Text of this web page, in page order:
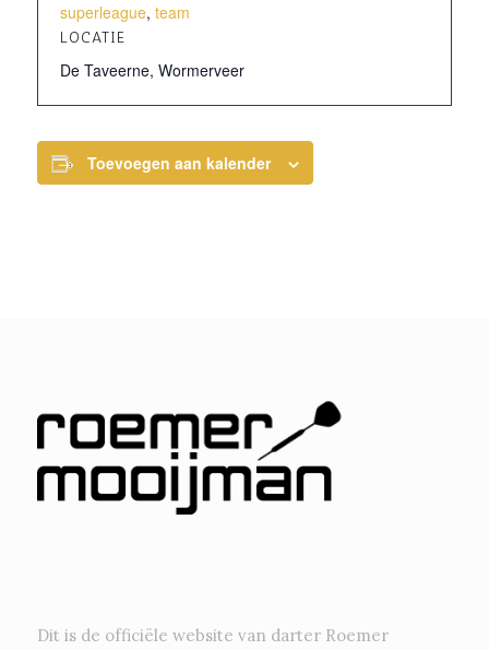
superleague, team
LOCATIE
De Taveerne, Wormerveer
Toevoegen aan kalender
Dit is de officiële website van darter Roemer